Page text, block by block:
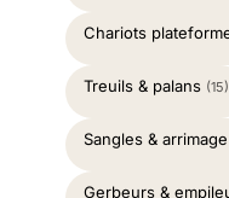
Chariots
Treuils & palans (15)
Sangles & arrimage
Gerbeurs &